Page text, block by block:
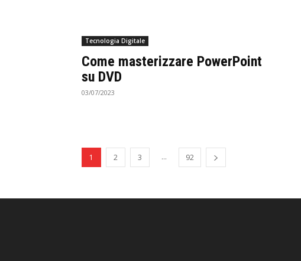
Tecnologia Digitale
Come masterizzare PowerPoint
su DVD
03/07/2023
1 2 3 ... 92